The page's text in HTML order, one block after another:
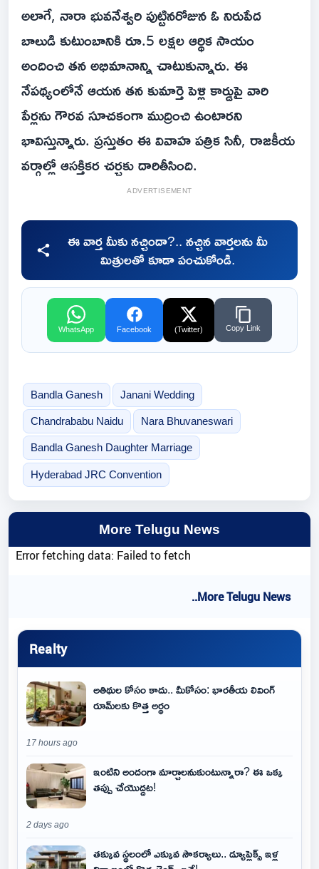
అలాగే, నారా భువనేశ్వరి పుట్టినరోజున ఓ నిరుపేద
బాలుడి కుటుంబానికి రూ.5 లక్షల ఆర్థిక సాయం
అందించి తన అభిమానాన్ని చాటుకున్నారు. ఈ
నేపథ్యంలోనే ఆయన తన కుమార్తె పెళ్లి కార్డుపై వారి
పేర్లను గౌరవ సూచకంగా ముద్రించి ఉంటారని
భావిస్తున్నారు. ప్రస్తుతం ఈ వివాహ పత్రిక సినీ, రాజకీయ
వర్గాల్లో ఆసక్తికర చర్చకు దారితీసింది.
ADVERTISEMENT
ఈ వార్త మీకు నచ్చిందా?.. నచ్చిన వార్తలను మీ
మిత్రులతో కూడా పంచుకోండి.
WhatsApp Facebook (Twitter) Copy Link
Bandla Ganesh Janani Wedding
Chandrababu Naidu Nara Bhuvaneswari
Bandla Ganesh Daughter Marriage
Hyderabad JRC Convention
More Telugu News
Error fetching data: Failed to fetch
..More Telugu News
Realty
అతిథుల కోసం కాదు.. మీకోసం: భారతీయ లివింగ్
రూమ్‌లకు కొత్త అర్థం
17 hours ago
ఇంటిని అందంగా మార్చాలనుకుంటున్నారా? ఈ ఒక్క
తప్పు చేయొద్దట!
2 days ago
తక్కువ స్థలంలో ఎక్కువ సౌకర్యాలు.. డ్యూప్లెక్స్ ఇళ్ల